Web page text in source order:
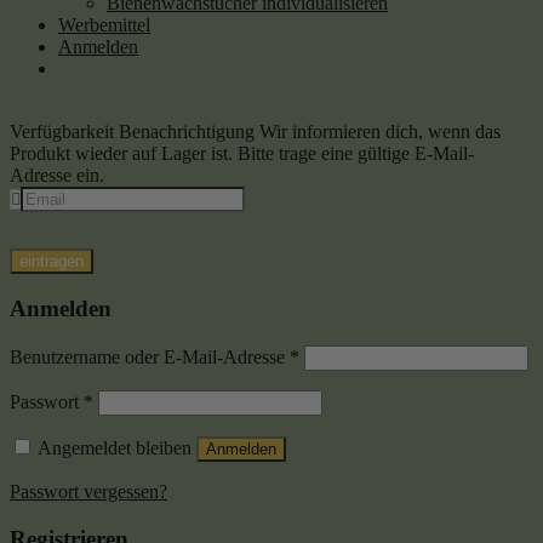
Werbemittel
Anmelden
Verfügbarkeit Benachrichtigung Wir informieren dich, wenn das
Produkt wieder auf Lager ist. Bitte trage eine gültige E-Mail-
Adresse ein.
eintragen
Anmelden
Benutzername oder E-Mail-Adresse *
Passwort *
Angemeldet bleiben Anmelden
Passwort vergessen?